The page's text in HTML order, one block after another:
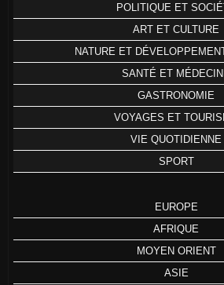
POLITIQUE ET
ART ET CULTURE
NATURE ET
SANTÉ ET
GASTRONOMIE
VOYAGES ET
VIE QUOTIDIENNE
SPORT
EUROPE
AFRIQUE
MOYEN ORIENT
ASIE